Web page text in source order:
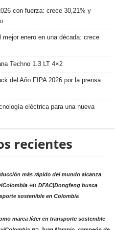
con fuerza: crece 30,21% y
enero en una década: crece
Techno 1.3 LT 4×2
del Año FIPA 2026 por la prensa
eléctrica para una nueva
recientes
más rápido del mundo alcanza
en DFAC|Dongfeng busca
sostenible en Colombia
marca líder en transporte sostenible